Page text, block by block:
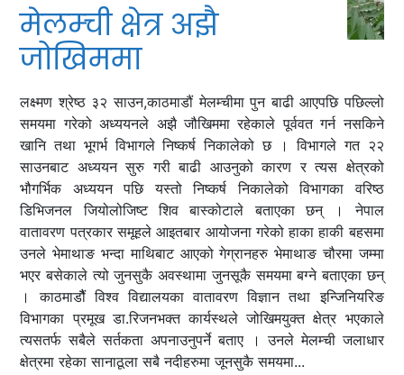
मेलम्ची क्षेत्र अझै
जोखिममा
लक्ष्मण श्रेष्ठ ३२ साउन,काठमाडौं मेलम्चीमा पुन बाढी आएपछि पछिल्लो
समयमा गरेको अध्ययनले अझै जौखिममा रहेकाले पूर्ववत गर्न नसकिने
खानि तथा भूगर्भ विभागले निष्कर्ष निकालेको छ । विभागले गत २२
साउनबाट अध्ययन सुरु गरी बाढी आउनुको कारण र त्यस क्षेत्रको
भौगर्भिक अध्ययन पछि यस्तो निष्कर्ष निकालेको विभागका वरिष्ठ
डिभिजनल जियोलोजिष्ट शिव बास्कोटाले बताएका छन् । नेपाल
वातावरण पत्रकार समूहले आइतबार आयोजना गरेको हाका हाकी बहसमा
उनले भेमाथाङ भन्दा माथिबाट आएको गेग्रानहरु भेमाथाङ चौरमा जम्मा
भएर बसेकाले त्यो जुनसुकै अवस्थामा जुनसूकै समयमा बग्ने बताएका छन्
। काठमाडौैं विश्व विद्यालयका वातावरण विज्ञान तथा इन्जिनियरिङ
विभागका प्रमूख डा.रिजनभक्त कार्यस्थले जोखिमयुक्त क्षेत्र भएकाले
त्यसतर्फ सबैले सर्तकता अपनाउनुपर्ने बताए । उनले मेलम्ची जलाधार
क्षेत्रमा रहेका सानाठूला सबै नदीहरुमा जूनसुकै समयमा...